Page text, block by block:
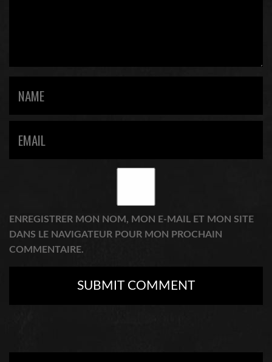
ENREGISTRER MON NOM, MON E-MAIL ET MON SITE
DANS LE NAVIGATEUR POUR MON PROCHAIN
COMMENTAIRE.